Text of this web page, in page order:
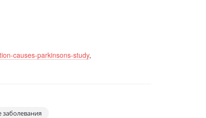
causes-parkinsons-study,